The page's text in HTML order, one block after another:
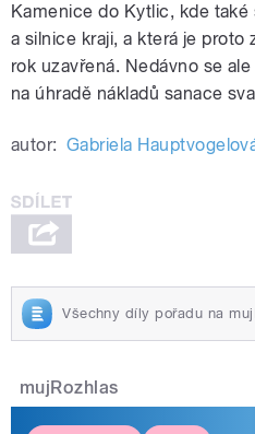
Kamenice do Kytlic, kde
a silnice kraji, a která je
rok uzavřená. Nedávno se
na úhradě nákladů sanace
autor: Gabriela
Všechny díly pořadu na
mujRozhlas